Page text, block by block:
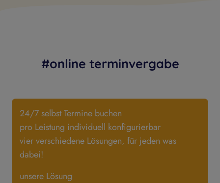
#online terminvergabe
24/7 selbst Termine buchen
pro Leistung individuell konfigurierbar
vier verschiedene Lösungen, für jeden was
dabei!
unsere Lösung